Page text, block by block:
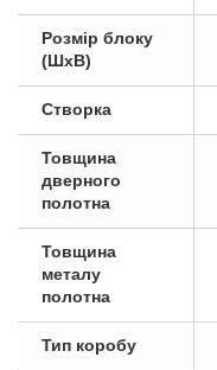
Розмір блоку
(ШxВ)
Створка
Товщина
дверного
полотна
Товщина
металу
полотна
Тип коробу